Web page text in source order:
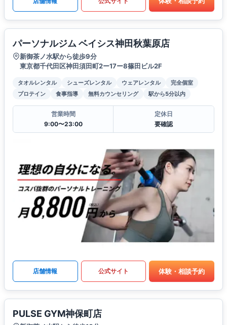
パーソナルジム ベイシス神田秋葉原店
新御茶ノ水駅から徒歩9分
東京都千代田区神田須田町2ー17ー8篠田ビル2F
タオルレンタル シューズレンタル ウェアレンタル
完全個室
プロテイン
食事指導 無料カウンセリング 駅から5分以内
営業時間
9:00〜23:00
定休日
要確認
店舗情報 公式サイト 体験・相談予約
PULSE GYM神保町店